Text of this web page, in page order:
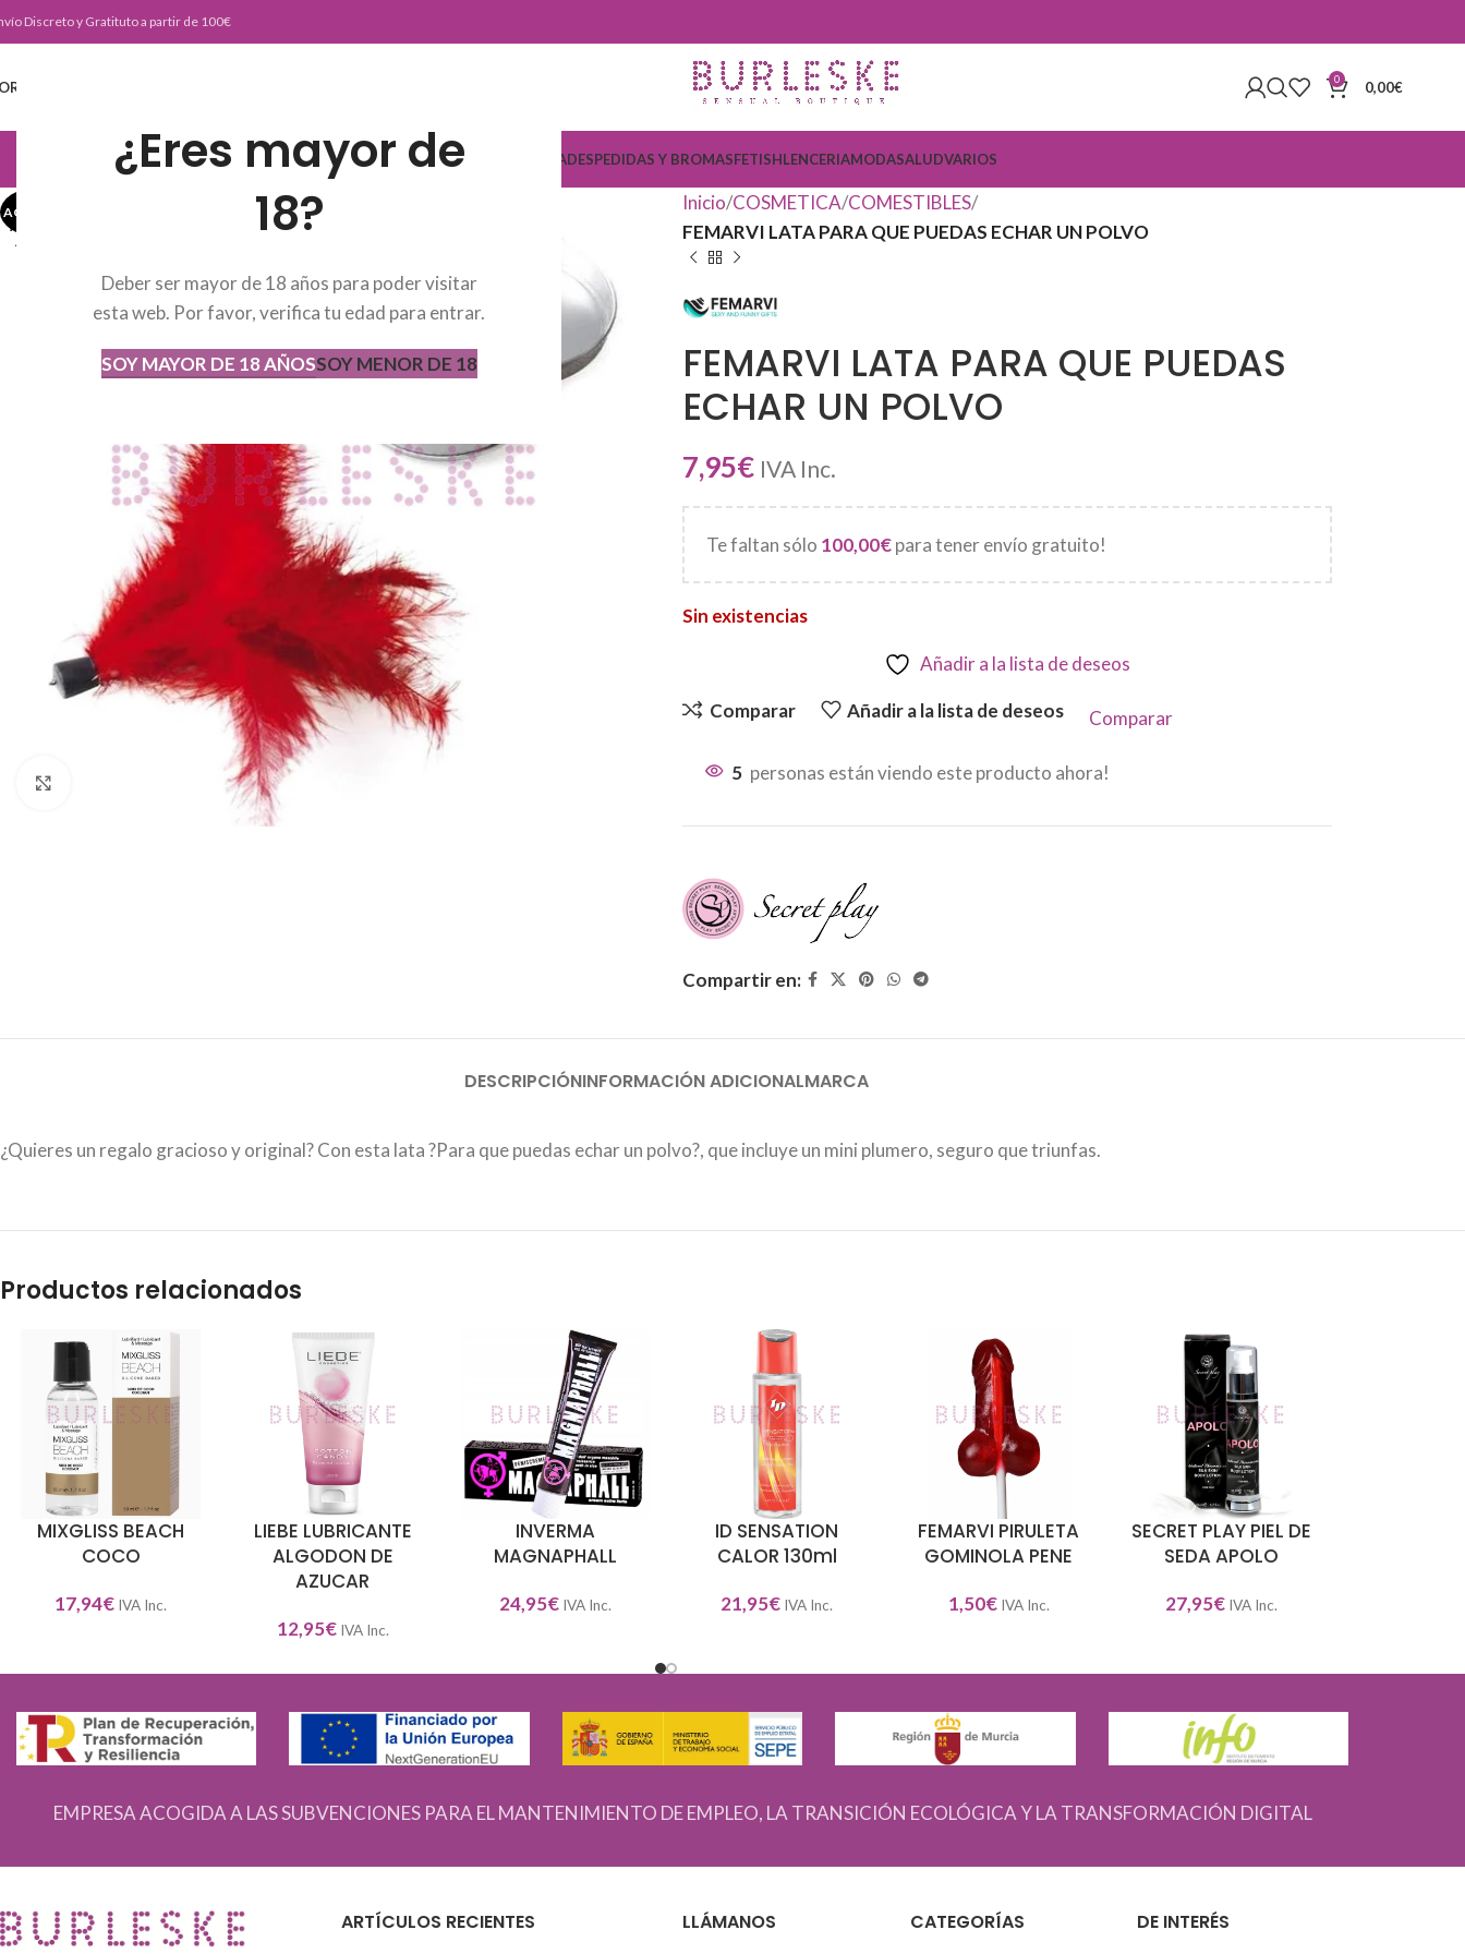
¿Eres mayor de
18?
Deber ser mayor de 18 años para poder visitar
esta web. Por favor, verifica tu edad para entrar.
SOY MAYOR DE 18 AÑOSSOY MENOR DE 18
Discreto y Gratituto a partir de 100€
0 0,00€
JUGUETERIA COSMETICADESPEDIDAS Y BROMASFETISHLENCERIAMODASALUDVARIOS
AGOT
ADO
Haga Click para agrandar
AGOTADO Inicio COSMETICA COMESTIBLES
FEMARVI LATA PARA QUE PUEDAS ECHAR UN POLVO
FEMARVI LATA PARA QUE PUEDAS
ECHAR UN POLVO
7,95€ IVA Inc.
Te faltan sólo 100,00€para tener envío gratuito!
Sin existencias
Añadir a la lista de deseos
Comparar Añadir a la lista de deseos Comparar
5 personas están viendo este producto ahora!
Compartir en:
DESCRIPCIÓNINFORMACIÓN ADICIONALMARCA
¿Quieres un regalo gracioso y original? Con esta lata ?Para que puedas echar un polvo?, que incluye un mini plumero, seguro que triunfas.
Productos relacionados
AÑADIR AL CARRITO
MIXGLISS BEACH
COCO
17,94€ IVA Inc.
AÑADIR AL CARRITO
LIEBE LUBRICANTE
ALGODON DE
AZUCAR
12,95€ IVA Inc.
AÑADIR AL CARRITO
INVERMA
MAGNAPHALL
24,95€ IVA Inc.
AÑADIR AL CARRITO
ID SENSATION
CALOR 130ml
21,95€ IVA Inc.
AÑADIR AL CARRITO
FEMARVI PIRULETA
GOMINOLA PENE
1,50€ IVA Inc.
AÑADIR AL CARRITO
SECRET PLAY PIEL DE
SEDA APOLO
27,95€ IVA Inc.
EMPRESA ACOGIDA A LAS SUBVENCIONES PARA EL MANTENIMIENTO DE EMPLEO, LA TRANSICIÓN ECOLÓGICA Y LA TRANSFORMACIÓN DIGITAL
ARTÍCULOS RECIENTES LLÁMANOS CATEGORÍAS DE INTERÉS